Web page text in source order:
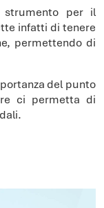
strumento per il
infatti di tenere
permettendo di
del punto
ci permetta di